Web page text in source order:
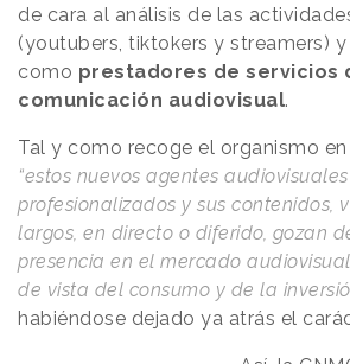
de cara al análisis de las
(youtubers, tiktokers y streamers)
como prestadores de servicios
comunicación audiovisual.
Tal y como recoge el organismo
“estos nuevos agentes
profesionalizados y sus contenidos,
largos, en directo o diferido, gozan
presencia en el mercado
de vista del consumo y de la
habiéndose dejado ya atrás el